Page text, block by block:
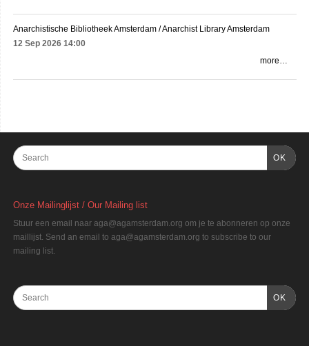
Anarchistische Bibliotheek Amsterdam / Anarchist Library Amsterdam
12 Sep 2026 14:00
more…
OK
Onze Mailinglijst / Our Mailing list
Stuur een email naar aga@agamsterdam.org om je te abonneren op onze
maillijst. Send an email to aga@agamsterdam.org to subscribe to our
mailing list.
OK